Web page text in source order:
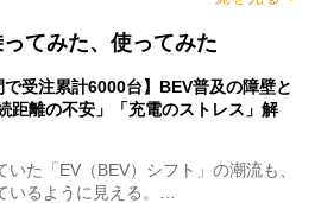
てみた、使ってみた
で受注累計6000台】BEV普及の障壁と
距離の不安」「充電のストレス」解
た「EV（BEV）シフト」の潮流も、
いるように見える。…